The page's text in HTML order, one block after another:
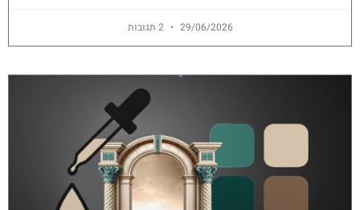
29/06/2026 2 תגובות